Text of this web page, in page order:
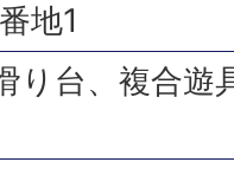
地1
り台、複合